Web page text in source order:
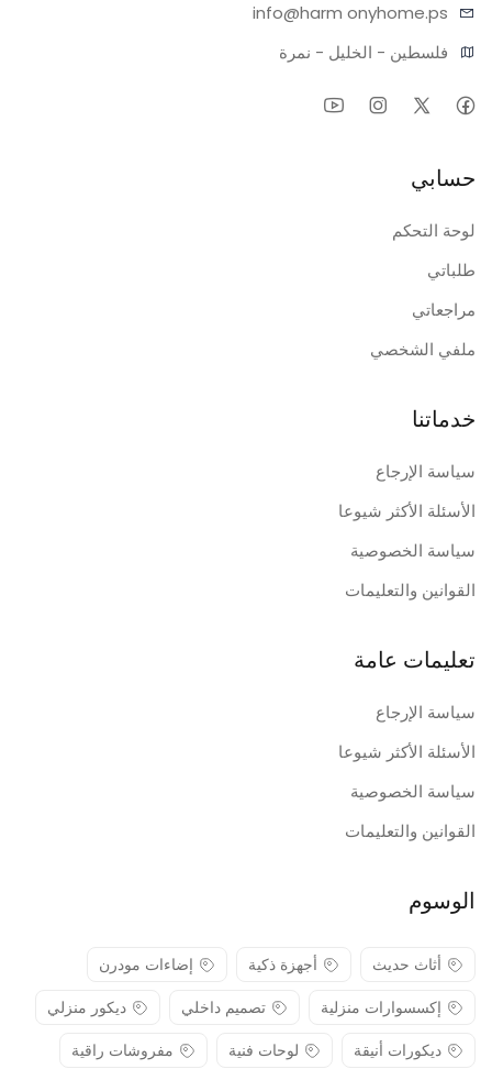
info@harm onyhome.ps
فلسطين - الخليل - نمرة
حسابي
لوحة التحكم
طلباتي
مراجعاتي
ملفي الشخصي
خدماتنا
سياسة الإرجاع
الأسئلة الأكثر شيوعا
سياسة الخصوصية
القوانين والتعليمات
تعليمات عامة
سياسة الإرجاع
الأسئلة الأكثر شيوعا
سياسة الخصوصية
القوانين والتعليمات
الوسوم
أثاث حديث أجهزة ذكية
إضاءات مودرن
إكسسوارات منزلية
تصميم داخلي
ديكور منزلي
ديكورات أنيقة
لوحات فنية مفروشات راقية